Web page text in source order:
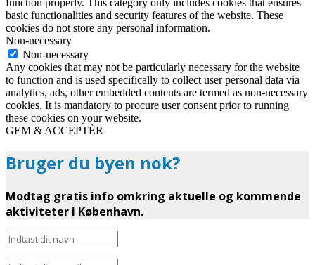
function properly. This category only includes cookies that ensures
basic functionalities and security features of the website. These
cookies do not store any personal information.
Non-necessary
Non-necessary
Any cookies that may not be particularly necessary for the website
to function and is used specifically to collect user personal data via
analytics, ads, other embedded contents are termed as non-necessary
cookies. It is mandatory to procure user consent prior to running
these cookies on your website.
GEM & ACCEPTÈR
Bruger du byen nok?
Modtag gratis info omkring aktuelle og kommende
aktiviteter i København.